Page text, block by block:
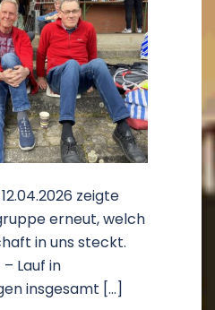
zeigte
erneut, welch
in uns steckt.
Lauf in
insgesamt […]